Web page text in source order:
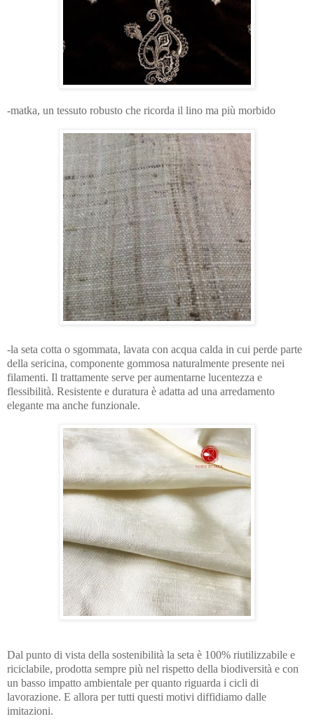
-matka, un tessuto robusto che ricorda il lino ma più morbido
-la seta cotta o sgommata, lavata con acqua calda in cui perde parte
della sericina, componente gommosa naturalmente presente nei
filamenti. Il trattamente serve per aumentarne lucentezza e
flessibilità. Resistente e duratura è adatta ad una arredamento
elegante ma anche funzionale.
Dal punto di vista della sostenibilità la seta è 100% riutilizzabile e
riciclabile, prodotta sempre più nel rispetto della biodiversità e con
un basso impatto ambientale per quanto riguarda i cicli di
lavorazione. E allora per tutti questi motivi diffidiamo dalle
imitazioni.